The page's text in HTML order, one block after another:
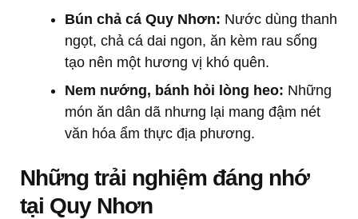
Bún chả cá Quy Nhơn: Nước dùng thanh
ngọt, chả cá dai ngon, ăn kèm rau sống
tạo nên một hương vị khó quên.
Nem nướng, bánh hỏi lòng heo: Những
món ăn dân dã nhưng lại mang đậm nét
văn hóa ẩm thực địa phương.
Những trải nghiệm đáng nhớ
tại Quy Nhơn